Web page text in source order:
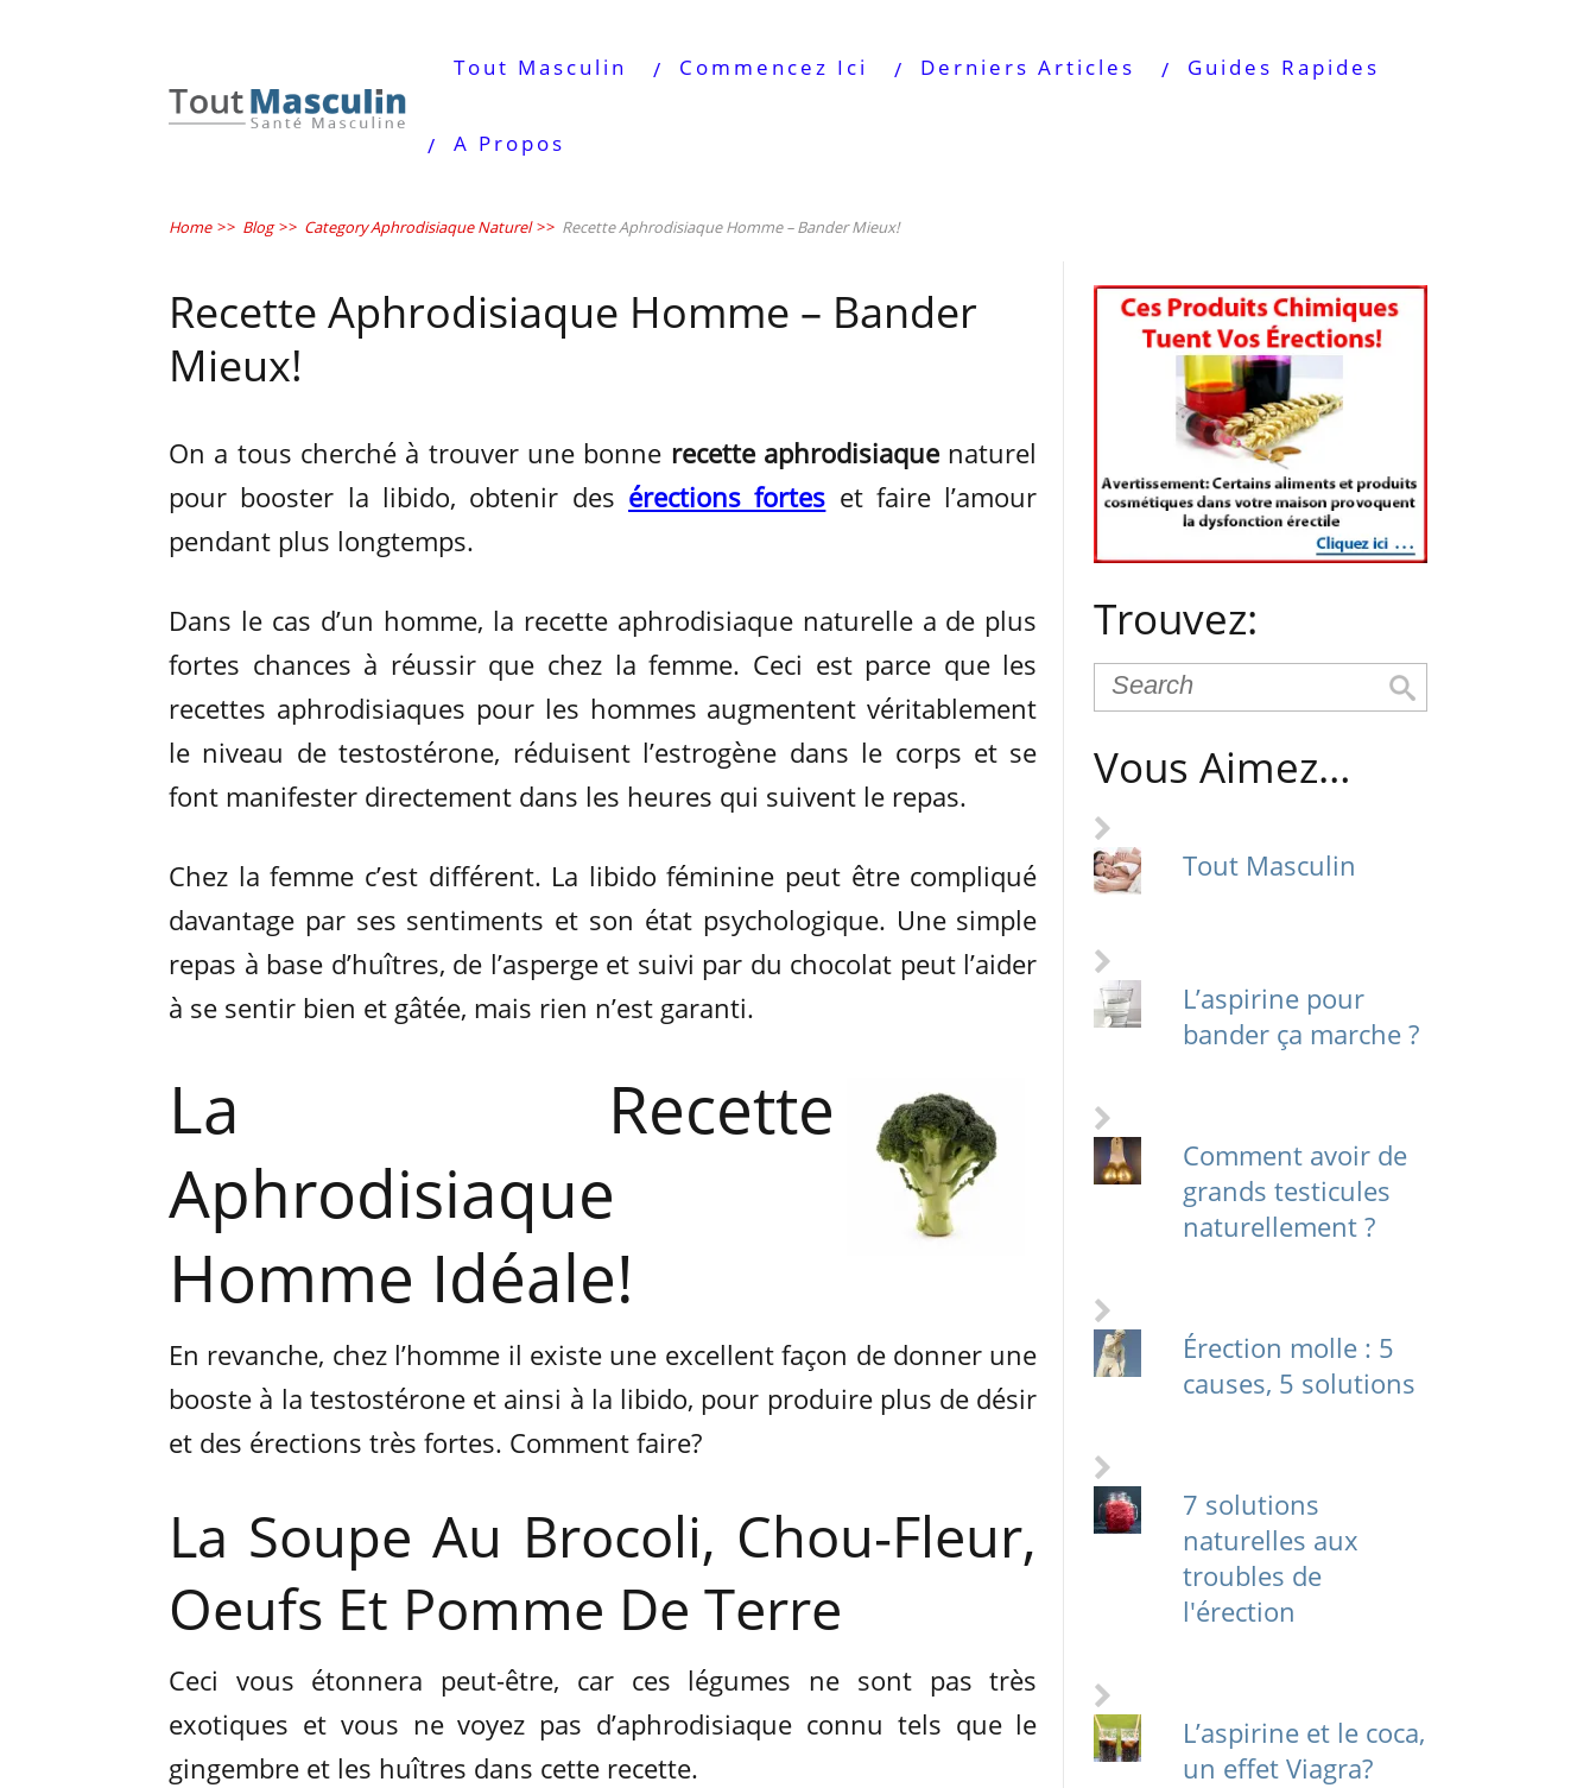
Tout Masculin Commencez Ici Derniers Articles Guides Rapides
A Propos
Home >> Blog >> Category Aphrodisiaque Naturel >> Recette Aphrodisiaque Homme – Bander Mieux!
Recette Aphrodisiaque Homme – Bander
Mieux!
On a tous cherché à trouver une bonne recette aphrodisiaque naturel
pour booster la libido, obtenir des érections fortes et faire l’amour
pendant plus longtemps.
Dans le cas d’un homme, la recette aphrodisiaque naturelle a de plus
fortes chances à réussir que chez la femme. Ceci est parce que les
recettes aphrodisiaques pour les hommes augmentent véritablement
le niveau de testostérone, réduisent l’estrogène dans le corps et se
font manifester directement dans les heures qui suivent le repas.
Chez la femme c’est différent. La libido féminine peut être compliqué
davantage par ses sentiments et son état psychologique. Une simple
repas à base d’huîtres, de l’asperge et suivi par du chocolat peut l’aider
à se sentir bien et gâtée, mais rien n’est garanti.
La Recette
Aphrodisiaque
Homme Idéale!
En revanche, chez l’homme il existe une excellent façon de donner une
booste à la testostérone et ainsi à la libido, pour produire plus de désir
et des érections très fortes. Comment faire?
La Soupe Au Brocoli, Chou-Fleur,
Oeufs Et Pomme De Terre
Ceci vous étonnera peut-être, car ces légumes ne sont pas très
exotiques et vous ne voyez pas d’aphrodisiaque connu tels que le
gingembre et les huîtres dans cette recette.
Trouvez:
Vous Aimez…
Tout Masculin
L’aspirine pour
bander ça marche ?
Comment avoir de
grands testicules
naturellement ?
Érection molle : 5
causes, 5 solutions
7 solutions
naturelles aux
troubles de
l'érection
L’aspirine et le coca,
un effet Viagra?